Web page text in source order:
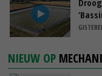
NIEUW OP